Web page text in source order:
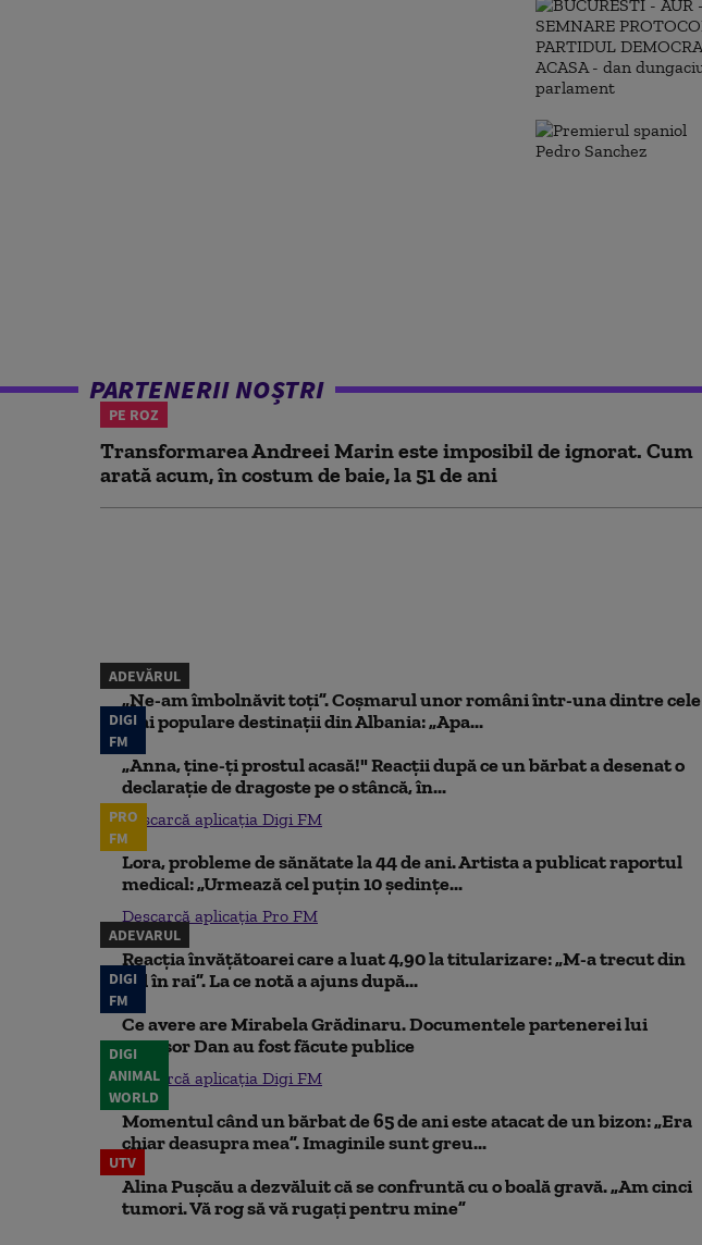
PARTENERII NOȘTRI
PE ROZ
Transformarea Andreei Marin este imposibil de ignorat. Cum
arată acum, în costum de baie, la 51 de ani
ADEVĂRUL
„Ne-am îmbolnăvit toți”. Coșmarul unor români într-una dintre cele
mai populare destinații din Albania: „Apa...
DIGI
FM
„Anna, ţine-ţi prostul acasă!" Reacţii după ce un bărbat a desenat o
declaraţie de dragoste pe o stâncă, în...
Descarcă aplicația Digi FM
PRO
FM
Lora, probleme de sănătate la 44 de ani. Artista a publicat raportul
medical: „Urmează cel puțin 10 ședințe...
Descarcă aplicația Pro FM
ADEVARUL
Reacția învățătoarei care a luat 4,90 la titularizare: „M-a trecut din
iad în rai”. La ce notă a ajuns după...
DIGI
FM
Ce avere are Mirabela Grădinaru. Documentele partenerei lui
Nicușor Dan au fost făcute publice
Descarcă aplicația Digi FM
DIGI
ANIMAL
WORLD
Momentul când un bărbat de 65 de ani este atacat de un bizon: „Era
chiar deasupra mea”. Imaginile sunt greu...
UTV
Alina Pușcău a dezvăluit că se confruntă cu o boală gravă. „Am cinci
tumori. Vă rog să vă rugați pentru mine”